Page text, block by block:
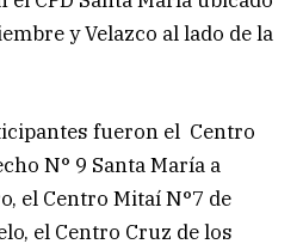
y Velazco al lado de la
fueron el Centro
N° 9 Santa María a
el Centro Mitaí N°7 de
el Centro Cruz de los